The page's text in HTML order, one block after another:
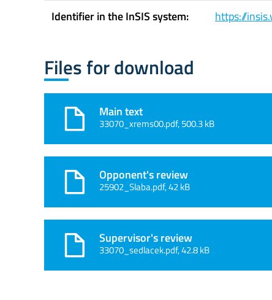
Identifier in the InSIS system:
https://
Files for download
Main text
33070_xrems00.pdf, 500.3 kB
Opponent's review
25902_Slaba.pdf, 42 kB
Supervisor's review
33070_sedlacek.pdf, 42.8 kB